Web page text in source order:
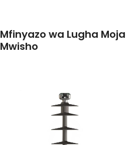
Mfinyazo wa Lugha Moja
Mwisho